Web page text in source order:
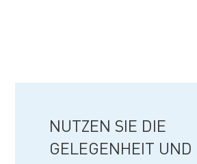
NUTZEN SIE DIE
GELEGENHEIT UND